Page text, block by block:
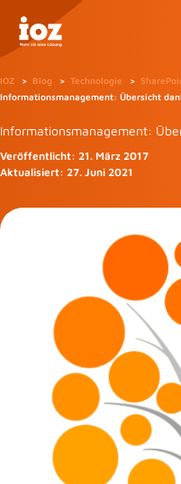
Inhalt
springen
IOZ Blog Technologie
Informationsmanagement: Übersicht
Informationsmanagement:
Veröffentlicht: 21. März 2017
Aktualisiert: 27. Juni 2021